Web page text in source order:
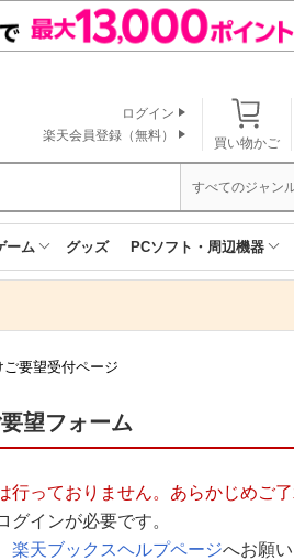
買い物かご
ログイン
楽天会員登録（無料）
すべてのジャン
ーム グッズ PCソフト・周辺機器
要望受付ページ
望フォーム
っておりません。あらかじめご了
インが必要です。
楽天ブックスヘルプページへお願い